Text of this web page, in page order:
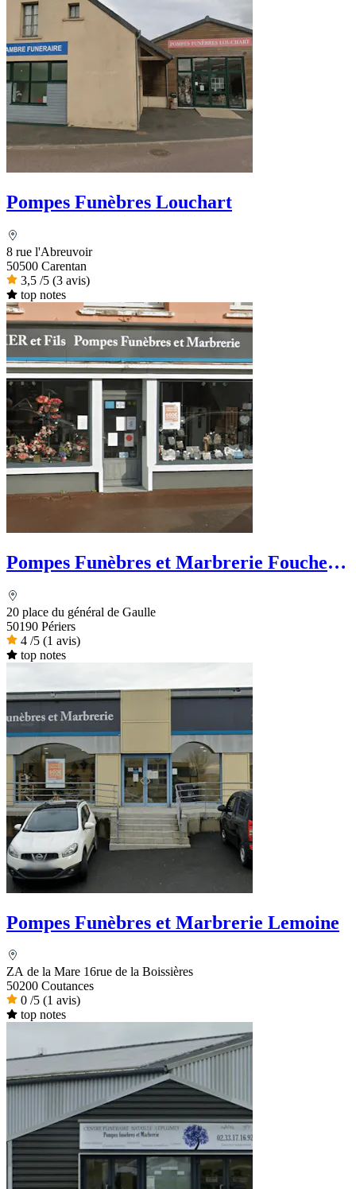
Pompes Funèbres Louchart
8 rue l'Abreuvoir
50500 Carentan
3,5 /5 (3 avis)
top notes
Pompes Funèbres et Marbrerie Foucher
20 place du général de Gaulle
50190 Périers
4 /5 (1 avis)
top notes
Pompes Funèbres et Marbrerie Lemoine
ZA de la Mare 16rue de la Boissières
50200 Coutances
0 /5 (1 avis)
top notes